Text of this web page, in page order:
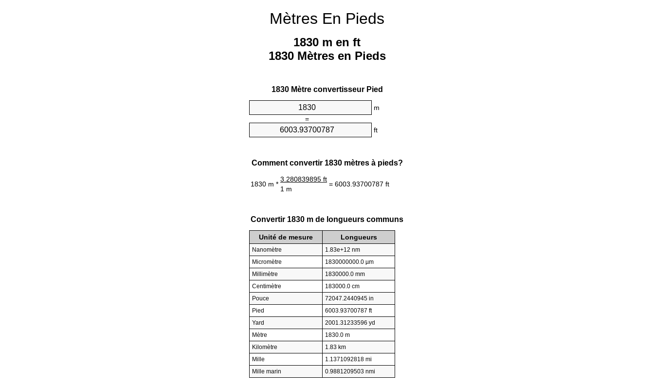
Mètres En Pieds
1830 m en ft
1830 Mètres en Pieds
1830 Mètre convertisseur Pied
m
=
ft
Comment convertir 1830 mètres à pieds?
1830 m *
3.280839895 ft
= 6003.93700787 ft
1 m
Convertir 1830 m de longueurs communs
Unité de mesure Longueurs
Nanomètre
1.83e+12 nm
Micromètre
1830000000.0 µm
Millimètre
1830000.0 mm
Centimètre
183000.0 cm
Pouce
72047.2440945 in
Pied
6003.93700787 ft
Yard
2001.31233596 yd
Mètre
1830.0 m
Kilomètre
1.83 km
Mille
1.1371092818 mi
Mille marin
0.9881209503 nmi